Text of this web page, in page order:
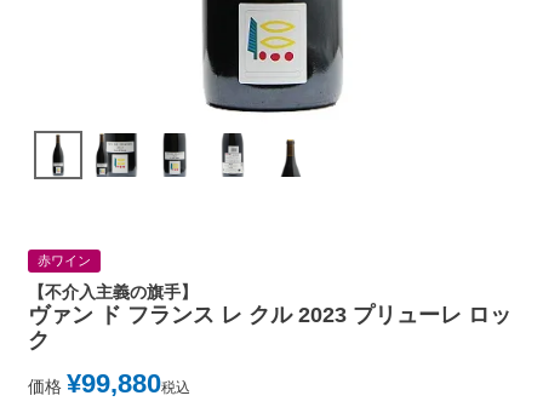
赤ワイン
【不介入主義の旗手】
ヴァン ド フランス レ クル 2023 プリューレ ロッ
ク
価格 ¥99,880税込